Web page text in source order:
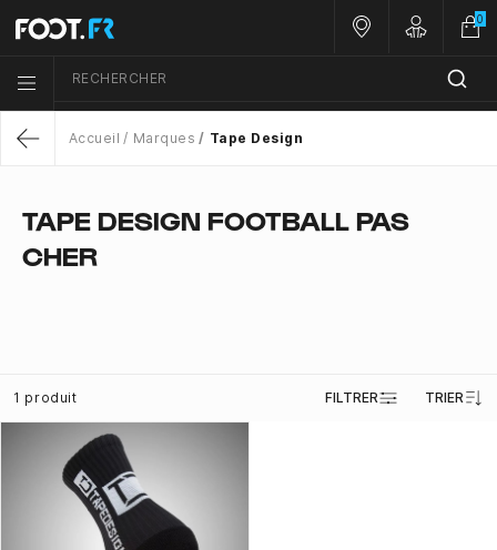
Menu list icon
RECHERCHER
Nos magasins
Customer
0
Accueil Marques Tape Design
TAPE DESIGN FOOTBALL PAS
CHER
1 produit FILTRER TRIER